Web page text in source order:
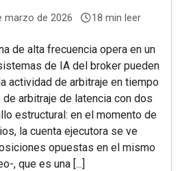
marzo de 2026 18 min leer
de alta frecuencia opera en un
de IA del broker pueden
actividad de arbitraje en tiempo
arbitraje de latencia con dos
estructural: en el momento de
la cuenta ejecutora se ve
opuestas en el mismo
, que es una [...]